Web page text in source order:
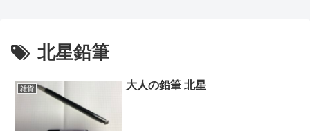
北星鉛筆
雑貨 大人の鉛筆 北星